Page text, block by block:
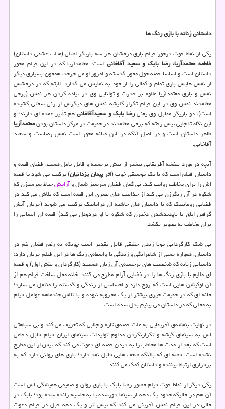
داستانی زنانه با بازی رنگ ها
یکی از نقاط قوت درخور فیلم بازی درخشان هر سه بازیگر اصلی (مثلث عشقی داستان)
فاطمه معتمدآریا، رضا بابک و سعید آقاخانی است؛ معتمدآریا که در این فیلم محور
داستان است و اساسا قصه حول محور گذشته و امروز او می چرخد، همچون بسیاری دیگر
از نقش هایش بازی تمام و کمالی را از خود به نمایش می گذارد. البته که در درخشش
نقش و بازی معتمدآریا علاوه بر قدرت و توانایی وی در پیاده کردن هر نقش (برخی
معتقدند نقش وی در این فیلم تکرار کلیشه نقش های دیگرش از زنی سختی کشیده
است)، دو بازیگر مقابل وی یعنیرضا بابک و سعیدآقاخانیهم تأثیر عمده ای دارند؛ و
این نگاه تا جایی پیش رفته که برخی معتقدند در حقیقت در مرکز داستان بودنمعتمدآریا
ظاهر داستان است و در اصل آنکه در این میانه محور است نقش رضاست و سعید
آقاخانی.
آنچه در مورد بنفشه آفریقایی بیشتر از بیش برجسته و قابل تامل هست، فضای قصه و
داستان فیلم است که با یک موسیقی خوب (اثرپیمان یزدانیان) ترکیب می شود تا قصه
اش را برای مخاطب روایت کند. بی گمان فضای سرسبز شمال وآرامشحیاط سرسبزی که
شکوه در آن رنگرزی می کند از جذابیت های بصری این قصه است که تلاش می کند در
فضایی رومانتیک که با داستان های حاشیه ای دراماتیک ترکیب می شوند (جریان آتش
گرفتن اتاق یا ناپدیدشدن دختری که شکوه با او دردودل می کند) قصه ای انسانی را
برای مخاطب به تصویر بکشد.
بی شک کارگردانی مونا زندی حقیقی قابل تقدیر است چونکه به رغم فضای غم در
داستان، همواره حسی از شاعرانگی و زندگی با واسطه‌ی رنگ ها در این فیلم جریان دارد؛
داستانی زنانه که شخصیت های برجسته‌ی آن زنان هستند (کارگردان و نقش اول) و قصه
ای ملایم با بازی رنگ ها را در فضایی آرام مطرح می کنند. خانه محل ساخت فیلم هم از
آن لوکیشن هایی است که روح دارد و احساسی از زندگی و گذشته را منتقل می سازد؛
خانه ای که در حقیقت چیزی بیشتر از یک مخروبه نبوده و با تلاش چندماهه عوامل فیلم
به محلی که در داستان می بینیم بدل شده است.
در نهایت بنفشه‌ی آفریقایی به علت قصه‌ی تازه و جالبی که تعریف می کند و بی شباهتی
اش به سینمای گیشه و تکرارنکردن مداوم تولیدات سینمای ایران فیلم قابل دفاعی
است که بعد از مدت ها مخاطب را به دیدن قصه ای دعوت می کند که پیش از این مطرح
نشده است. قصه ای که باآنکه ضعف هایی قابل نقد دارد؛ بازی های روانی دارد که به
برقراری ارتباط بیننده و داستان کمک می کنند.
یکی دیگر از نقاط قوت فیلم حضور رضا بابک با بازی روان و صمیمی همیشگی اش است
آن هم در حالیکه حدود یک دهه از سینما دورشده یا به حاشیه رانده شده بود؛ بابک در
حالی در این فیلم نقش آفرینی می کند که پیش تر و یک دهه قبل در فیلم دعوت